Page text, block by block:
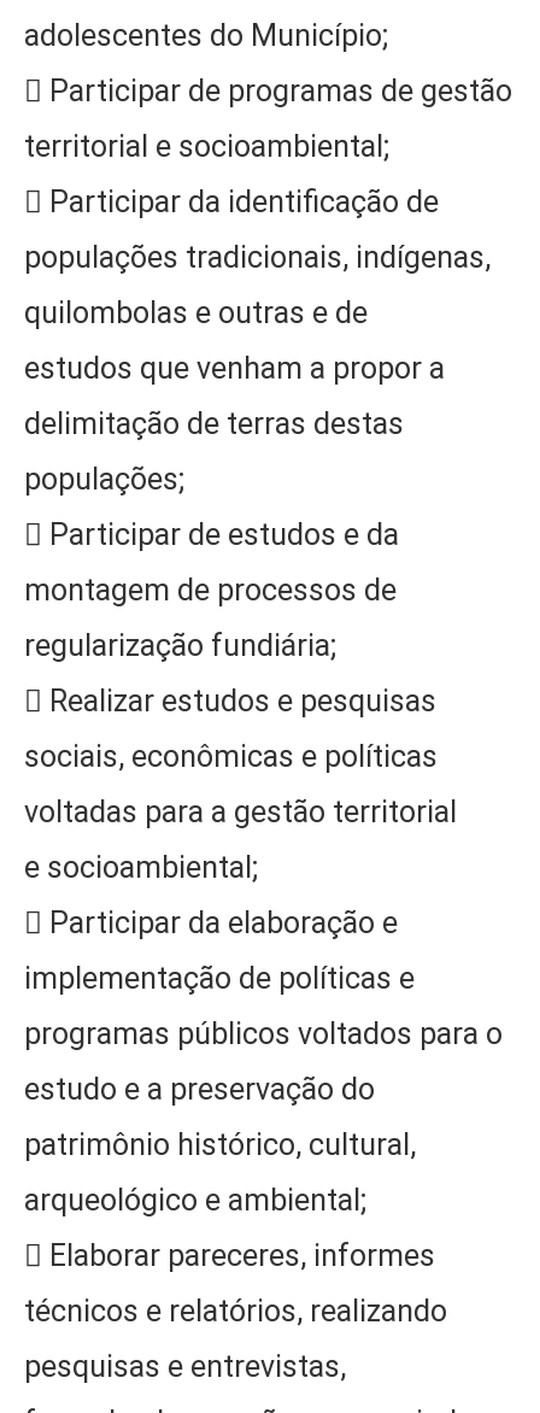
adolescentes do Município;
 Participar de programas de gestão
territorial e socioambiental;
 Participar da identificação de
populações tradicionais, indígenas,
quilombolas e outras e de
estudos que venham a propor a
delimitação de terras destas
populações;
 Participar de estudos e da
montagem de processos de
regularização fundiária;
 Realizar estudos e pesquisas
sociais, econômicas e políticas
voltadas para a gestão territorial
e socioambiental;
 Participar da elaboração e
implementação de políticas e
programas públicos voltados para o
estudo e a preservação do
patrimônio histórico, cultural,
arqueológico e ambiental;
 Elaborar pareceres, informes
técnicos e relatórios, realizando
pesquisas e entrevistas,